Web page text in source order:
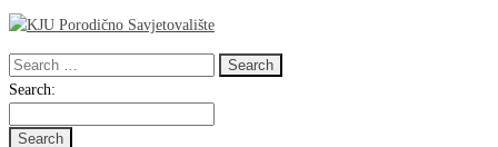
Search
for:
Search
Search: